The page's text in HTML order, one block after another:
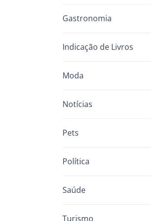
Gastronomia
Indicação de Livros
Moda
Notícias
Pets
Política
Saúde
Turismo